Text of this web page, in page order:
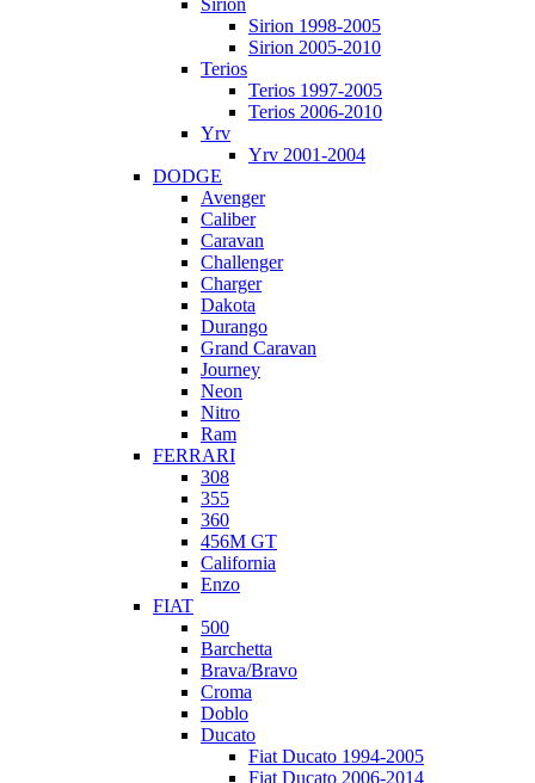
Sirion 1998-2005
Sirion 2005-2010
Terios
Terios 1997-2005
Terios 2006-2010
Yrv
Yrv 2001-2004
DODGE
Avenger
Caliber
Caravan
Challenger
Charger
Dakota
Durango
Grand Caravan
Journey
Neon
Nitro
Ram
FERRARI
308
355
360
456M GT
California
Enzo
FIAT
500
Barchetta
Brava/Bravo
Croma
Doblo
Ducato
Fiat Ducato 1994-2005
Fiat Ducato 2006-2014